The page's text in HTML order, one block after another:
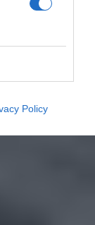
Policy